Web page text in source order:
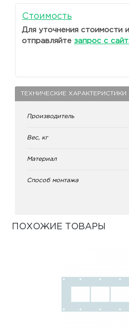
Стоимость
Для уточнения стоимости
отправляйте запрос с
ТЕХНИЧЕСКИЕ ХАРАКТЕРИСТИКИ
Производитель
Вес, кг
Материал
Способ монтажа
ПОХОЖИЕ ТОВАРЫ